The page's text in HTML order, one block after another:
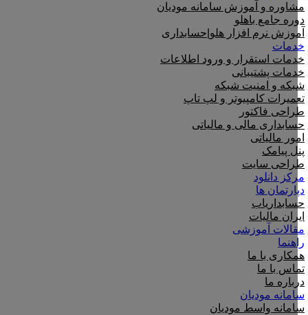
مشاوره و آموزش سامانه مودیان
دوره جامع باهلو
آموزش نرم افزار هلو|حسابداری
خدمات
خدمات استقرار و ورود اطلاعات
خدمات پشتیبانی
شبکه و امنیت شبکه
تعمیرات کامپیوتر و لپ تاپ
طراحی فاکتور
حسابداری مالی و مالیاتی
امور مالیاتی
پنل پیامک
طراحی سایت
مرکز دانلود
دپارتمان ها
حسابداریاب
ایران مالیات
مقالات آموزشی
راهنما
همکاری با ما
تماس با ما
درباره ما
سامانه مودیان
سامانه واسط مودیان